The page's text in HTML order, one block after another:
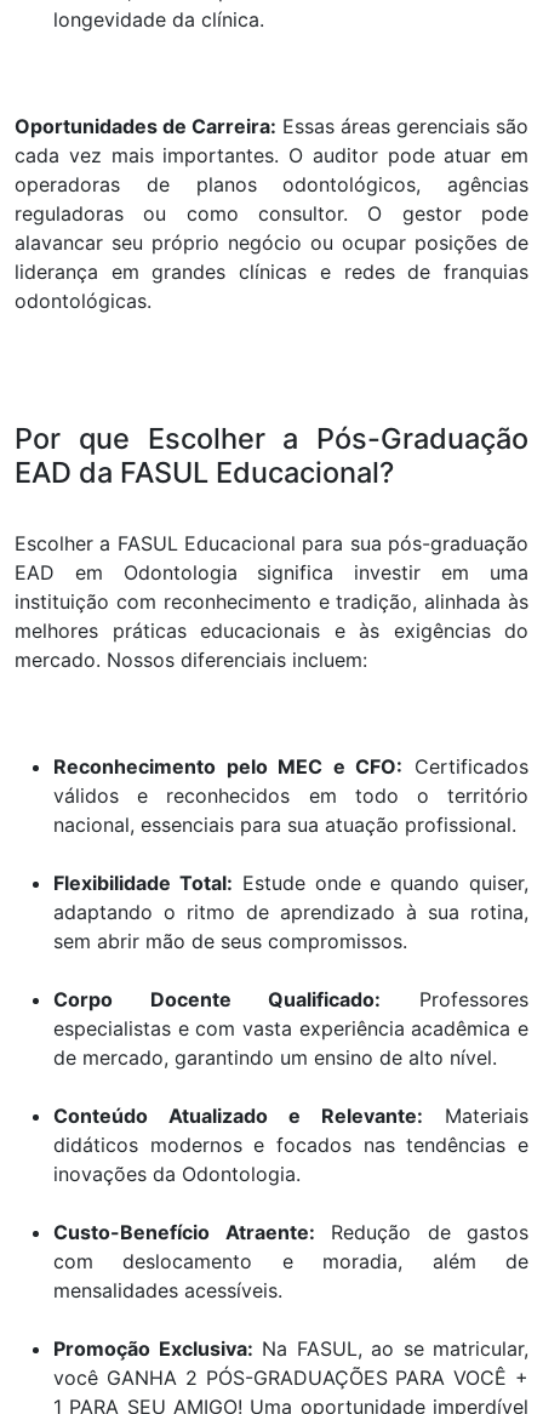
longevidade da clínica.
Oportunidades de Carreira: Essas áreas gerenciais são
cada vez mais importantes. O auditor pode atuar em
operadoras de planos odontológicos, agências
reguladoras ou como consultor. O gestor pode
alavancar seu próprio negócio ou ocupar posições de
liderança em grandes clínicas e redes de franquias
odontológicas.
Por que Escolher a Pós-Graduação
EAD da FASUL Educacional?
Escolher a FASUL Educacional para sua pós-graduação
EAD em Odontologia significa investir em uma
instituição com reconhecimento e tradição, alinhada às
melhores práticas educacionais e às exigências do
mercado. Nossos diferenciais incluem:
Reconhecimento pelo MEC e CFO: Certificados
válidos e reconhecidos em todo o território
nacional, essenciais para sua atuação profissional.
Flexibilidade Total: Estude onde e quando quiser,
adaptando o ritmo de aprendizado à sua rotina,
sem abrir mão de seus compromissos.
Corpo Docente Qualificado: Professores
especialistas e com vasta experiência acadêmica e
de mercado, garantindo um ensino de alto nível.
Conteúdo Atualizado e Relevante: Materiais
didáticos modernos e focados nas tendências e
inovações da Odontologia.
Custo-Benefício Atraente: Redução de gastos
com deslocamento e moradia, além de
mensalidades acessíveis.
Promoção Exclusiva: Na FASUL, ao se matricular,
você GANHA 2 PÓS-GRADUAÇÕES PARA VOCÊ +
1 PARA SEU AMIGO! Uma oportunidade imperdível